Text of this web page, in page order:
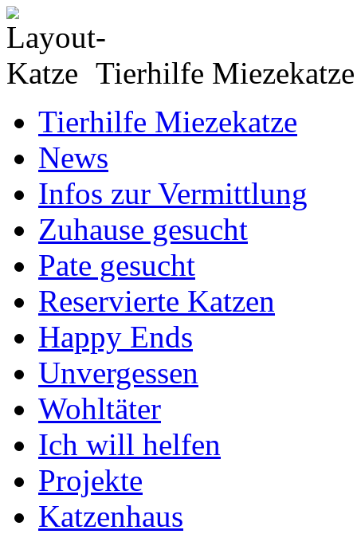
Tierhilfe
Tierhilfe Miezekatze
News
Infos zur Vermittlung
Zuhause gesucht
Pate gesucht
Reservierte Katzen
Happy Ends
Unvergessen
Wohltäter
Ich will helfen
Projekte
Katzenhaus